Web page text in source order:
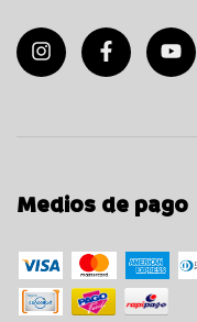
Medios de pago